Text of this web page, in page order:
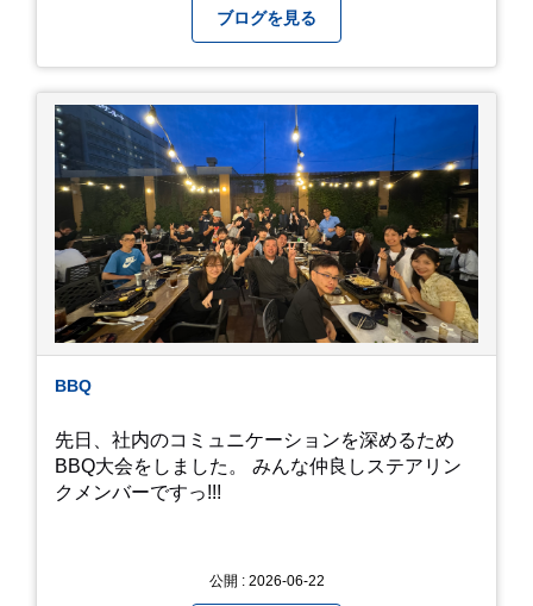
になってしまいましたが、お家には代々10年以上
続く ヒメダカがいますが、そのメダカの池にはト
ンボが卵を産んで、ヤゴがいたり、変な虫が いた
りします。ヤゴはメダカを食べてしまうのでほん
とは別にしたいのですが、トンボに かえるところ
が見たくて飼ってみました。 が、途中までかえり
そうでしたが、だめなようでした。 秋にはたくさ
んのトンボが飛んでいますが、自然の中で成虫に
かえるというのは厳しいんだなと 実感しました。
私たち、生かされている以上、一所懸命何かをし
ないともったいないなと メダカのお池のトンボか
ら教えていただきました。
ブログを見る
BBQ
先日、社内のコミュニケーションを深めるため
BBQ大会をしました。 みんな仲良しステアリン
クメンバーですっ!!!
公開 : 2026-06-22